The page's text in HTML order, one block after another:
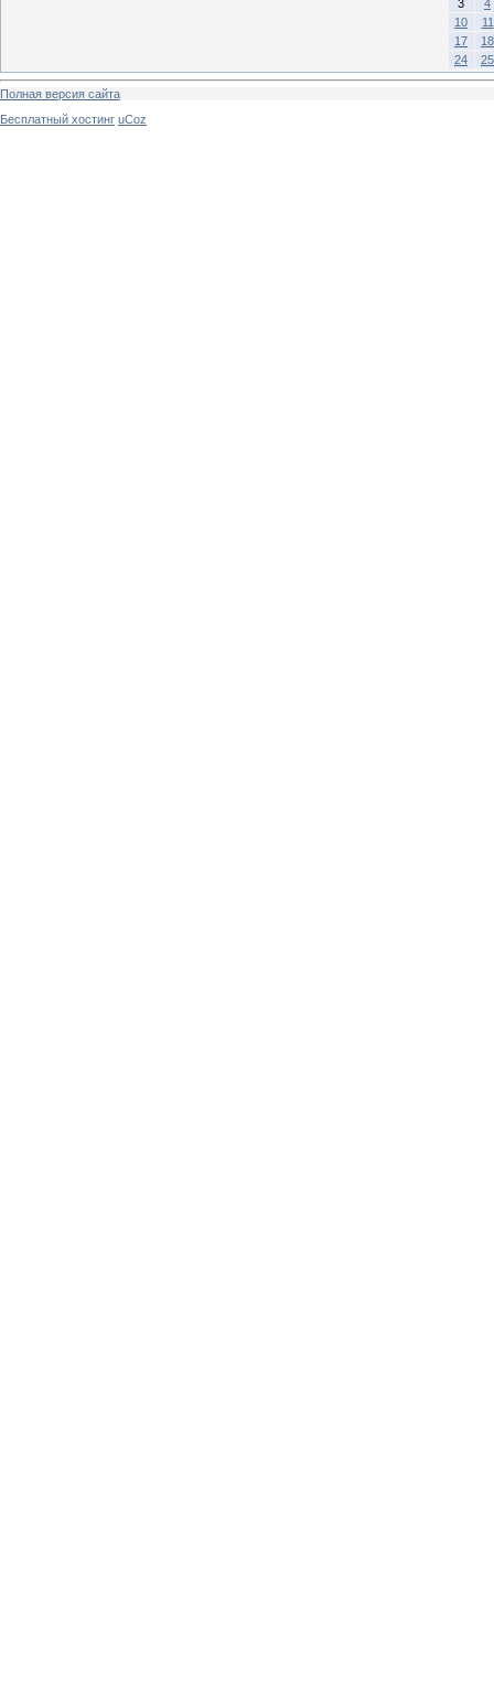
3
4
10
11
17
18
24
25
Полная версия сайта
Бесплатный хостинг uCoz